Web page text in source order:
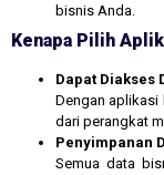
bisnis Anda.
Kenapa Pilih
Dapat Diakses
Dengan
dari perangkat
Penyimpanan
Semua data